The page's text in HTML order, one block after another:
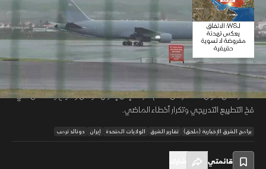
أميركا وإيران.. انتقادات بوجه ترمب
16 يونيو 2026 02:29 أخبار
تقارير الشرق
اعتبرت "وول ستريت جورنال" الاتفاق الأميركي الإيراني تراجعا محسوبا لواشنطن
بضغط داخلي وخوفا على أسواق الطاقة. وانتقدت الصحيفة تأجيل الملفات
النووية والصاروخية الحساسة، ما يمنح طهران متنفسا ماليا وهامشا سياسيا،
محذرة من تحول المسار من حسم الأزمة إلى إدارتها، ومن وقوع واشنطن في
فخ التطبيع التدريجي وتكرار أخطاء الماضي.
برامج الشرق الإخبارية (ملحق) تقارير الشرق الولايات المتحدة إيران دونالد ترمب
قائمتي